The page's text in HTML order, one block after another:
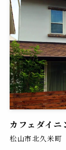
カフェダイ
松山市北久米